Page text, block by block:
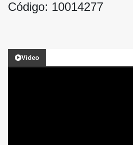
Código: 10014277
Video